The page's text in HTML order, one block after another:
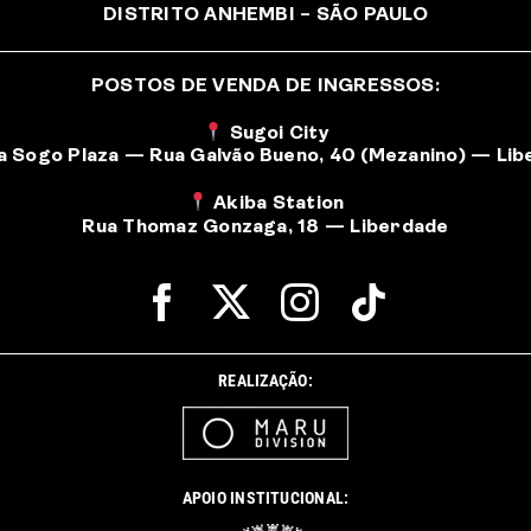
DISTRITO ANHEMBI – SÃO PAULO
POSTOS DE VENDA DE INGRESSOS:
Sugoi City
Sogo Plaza — Rua Galvão Bueno, 40 (Mezanino) —
Akiba Station
Rua Thomaz Gonzaga, 18 — Liberdade
REALIZAÇÃO:
APOIO INSTITUCIONAL: